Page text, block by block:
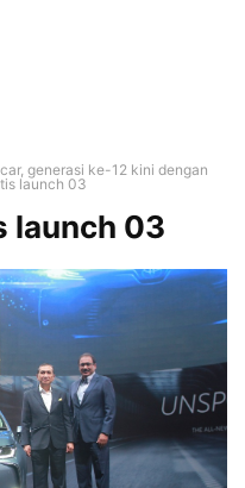
generasi ke-12 kini dengan
launch 03
launch 03